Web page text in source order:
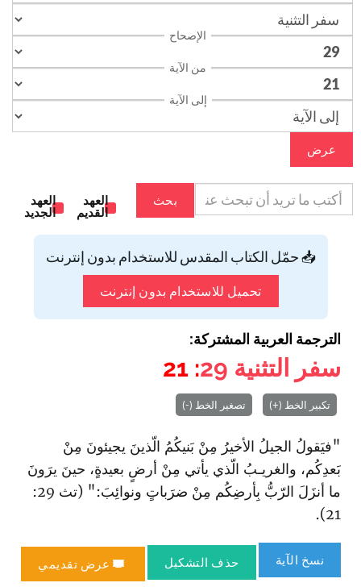
الإصحاح
من الآية
إلى الآية
عرض
بحث
العهد
القديم
العهد
الجديد
📥 حمّل الكتاب المقدس للاستخدام بدون إنترنت
تحميل للاستخدام بدون إنترنت
الترجمة العربية المشتركة:
سفر التثنية 29
: 21
تكبير الخط (+) تصغير الخط (-)
"فيَقولُ الجيلُ الأخيرُ مِنْ بَنيكُمُ الّذينَ يجيئونَ مِنْ
بَعدِكُم، والغريـبُ الّذي يأتي مِنْ أرضٍ بعيدةٍ، حينَ يرَونَ
ما أنزَلَ الرّبُّ بِأرضِكُم مِنْ ضرَباتٍ ونوائِبَ:" (تث 29:
21).
نسخ الآية حذف التشكيل عرض تقديمي